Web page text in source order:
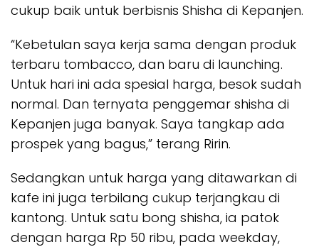
cukup baik untuk berbisnis Shisha di Kepanjen.
“Kebetulan saya kerja sama dengan produk
terbaru tombacco, dan baru di launching.
Untuk hari ini ada spesial harga, besok sudah
normal. Dan ternyata penggemar shisha di
Kepanjen juga banyak. Saya tangkap ada
prospek yang bagus,” terang Ririn.
Sedangkan untuk harga yang ditawarkan di
kafe ini juga terbilang cukup terjangkau di
kantong. Untuk satu bong shisha, ia patok
dengan harga Rp 50 ribu, pada weekday,